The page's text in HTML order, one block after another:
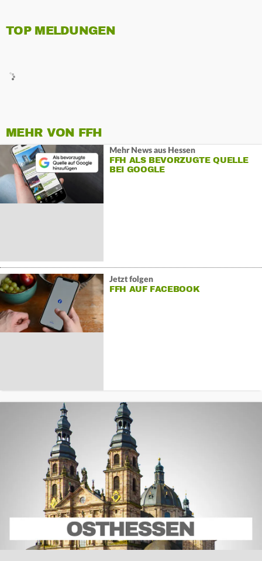
TOP MELDUNGEN
MEHR VON FFH
Mehr News aus Hessen
FFH ALS BEVORZUGTE QUELLE
BEI GOOGLE
Jetzt folgen
FFH AUF FACEBOOK